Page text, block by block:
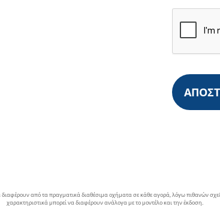
διαφέρουν από τα πραγματικά διαθέσιμα οχήματα σε κάθε αγορά, λόγω
χαρακτηριστικά μπορεί να διαφέρουν ανάλογα με το μοντέλο και την έκδοση.